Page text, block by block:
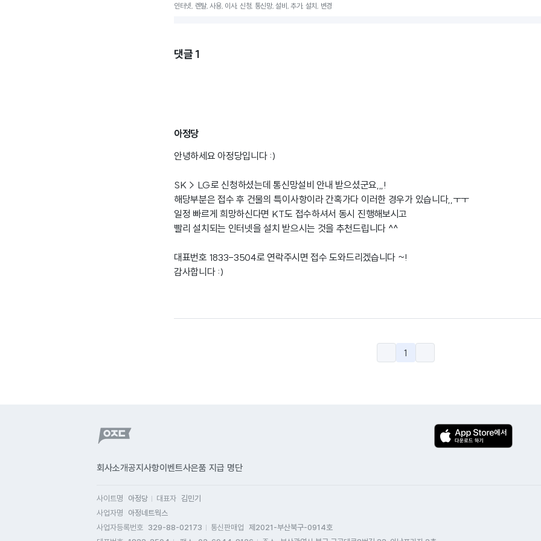
인터넷, 렌탈, 사용, 이사, 신청, 통신망, 설비, 추가, 설치, 변경
댓글 1
아정당
안녕하세요 아정당입니다 :)
SK > LG로 신청하셨는데 통신망설비 안내 받으셨군요,,,!
해당부분은 접수 후 건물의 특이사항이라 간혹가다 이러한 경우가 있습니다,,ㅜㅜ
일정 빠르게 희망하신다면 KT도 접수하셔서 동시 진행해보시고
빨리 설치되는 인터넷을 설치 받으시는 것을 추천드립니다 ^^
대표번호 1833-3504로 연락주시면 접수 도와드리겠습니다 ~!
감사합니다 :)
1
회사소개공지사항이벤트사은품 지급 명단
사이트명 아정당 대표자 김민기
사업자명
아정네트웍스
사업자등록번호 329-88-02173 통신판매업
제2021-부산북구-0914호